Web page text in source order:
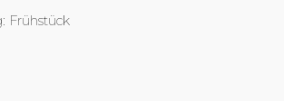
Frühstück